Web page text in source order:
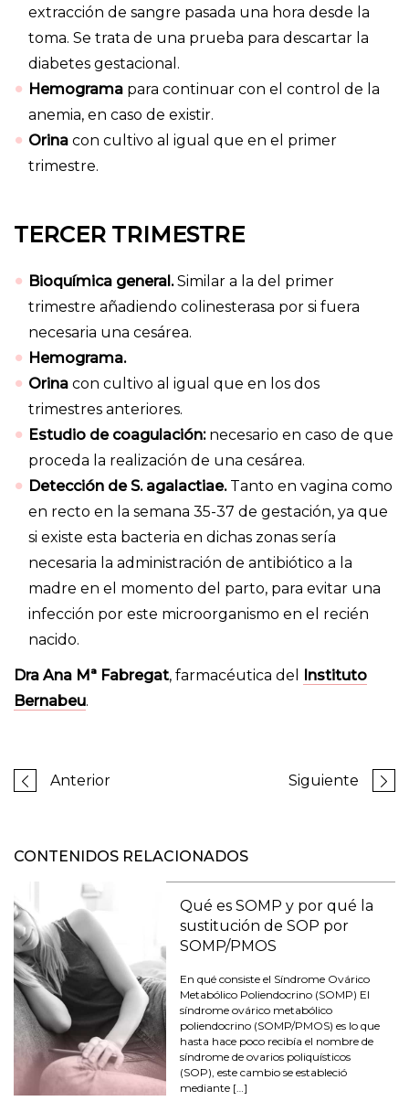
extracción de sangre pasada una hora desde la
toma. Se trata de una prueba para descartar la
diabetes gestacional.
Hemograma para continuar con el control de la
anemia, en caso de existir.
Orina con cultivo al igual que en el primer
trimestre.
TERCER TRIMESTRE
Bioquímica general.Similar a la del primer
trimestre añadiendo colinesterasa por si fuera
necesaria una cesárea.
Hemograma.
Orina con cultivo al igual que en los dos
trimestres anteriores.
Estudio de coagulación:necesario en caso de que
proceda la realización de una cesárea.
Detección de S. agalactiae.Tanto en vagina como
en recto en la semana 35-37 de gestación, ya que
si existe esta bacteria en dichas zonas sería
necesaria la administración de antibiótico a la
madre en el momento del parto, para evitar una
infección por este microorganismo en el recién
nacido.
Dra Ana Mª Fabregat, farmacéutica del
Instituto
Bernabeu.
Anterior Siguiente
CONTENIDOS RELACIONADOS
Qué es SOMP y por qué la
sustitución de SOP por
SOMP/PMOS
En qué consiste el Síndrome Ovárico
Metabólico Poliendocrino (SOMP) El
síndrome ovárico metabólico
poliendocrino (SOMP/PMOS) es lo que
hasta hace poco recibía el nombre de
síndrome de ovarios poliquísticos
(SOP), este cambio se estableció
mediante […]